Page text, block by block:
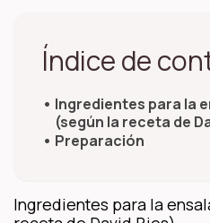
Índice de
Ingredientes para la
(según la receta de
Preparación
Ingredientes para la